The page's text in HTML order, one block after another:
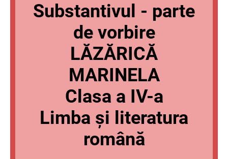
Substantivul - parte
de vorbire
LĂZĂRICĂ
MARINELA
Clasa a IV-a
Limba și literatura
română